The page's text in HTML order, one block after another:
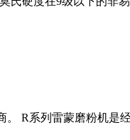
R系列雷蒙磨粉机是